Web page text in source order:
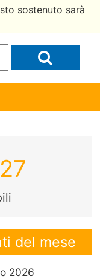
sostenuto sarà
del mese
2026